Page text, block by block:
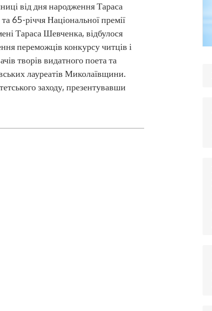
від дня народження Тараса
65-річчя Національної премії
Тараса Шевченка, відбулося
переможців конкурсу читців і
творів видатного поета та
лауреатів Миколаївщини.
заходу, презентувавши